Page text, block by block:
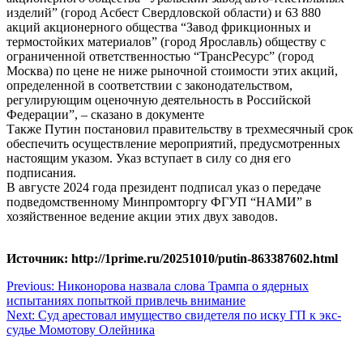
изделий” (город Асбест Свердловской области) и 63 880
акций акционерного общества “Завод фрикционных и
термостойких материалов” (город Ярославль) обществу с
ограниченной ответственностью “ТрансРесурс” (город
Москва) по цене не ниже рыночной стоимости этих акций,
определенной в соответствии с законодательством,
регулирующим оценочную деятельность в Российской
Федерации”, – сказано в документе
Также Путин постановил правительству в трехмесячный срок
обеспечить осуществление мероприятий, предусмотренных
настоящим указом. Указ вступает в силу со дня его
подписания.
В августе 2024 года президент подписал указ о передаче
подведомственному Минпромторгу ФГУП “НАМИ” в
хозяйственное ведение акции этих двух заводов.
Источник: http://1prime.ru/20251010/putin-863387602.html
Навигация
по
записям
Previous: Никонорова назвала слова Трампа о ядерных
испытаниях попыткой привлечь внимание
Next: Суд арестовал имущество свидетеля по иску ГП к экс-
судье Момотову Олейника